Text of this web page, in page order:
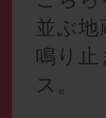
並ぶ地
鳴り
ス。